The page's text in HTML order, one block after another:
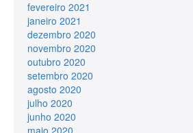
fevereiro 2021
janeiro 2021
dezembro 2020
novembro 2020
outubro 2020
setembro 2020
agosto 2020
julho 2020
junho 2020
maio 2020